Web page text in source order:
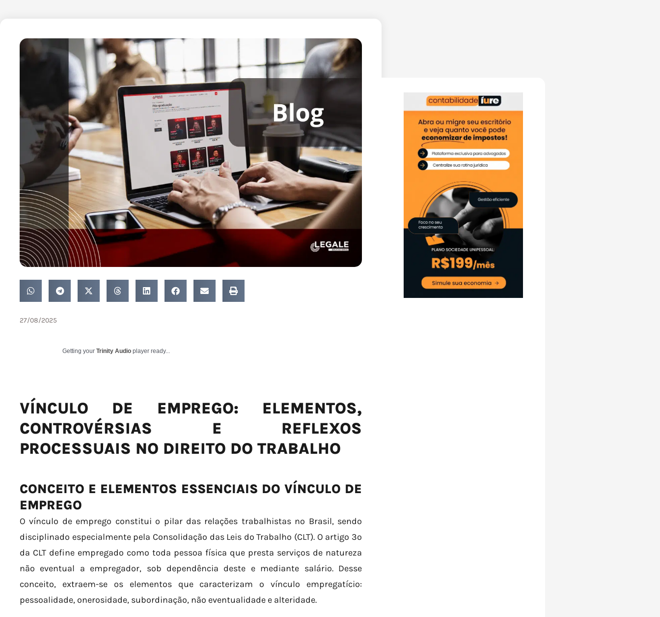
27/08/2025
Getting your Trinity Audio player ready...
VÍNCULO DE EMPREGO: ELEMENTOS,
CONTROVÉRSIAS E REFLEXOS
PROCESSUAIS NO DIREITO DO TRABALHO
CONCEITO E ELEMENTOS ESSENCIAIS DO VÍNCULO DE
EMPREGO
O vínculo de emprego constitui o pilar das relações trabalhistas no Brasil, sendo
disciplinado especialmente pela Consolidação das Leis do Trabalho (CLT). O artigo 3º
da CLT define empregado como toda pessoa física que presta serviços de natureza
não eventual a empregador, sob dependência deste e mediante salário. Desse
conceito, extraem-se os elementos que caracterizam o vínculo empregatício:
pessoalidade, onerosidade, subordinação, não eventualidade e alteridade.